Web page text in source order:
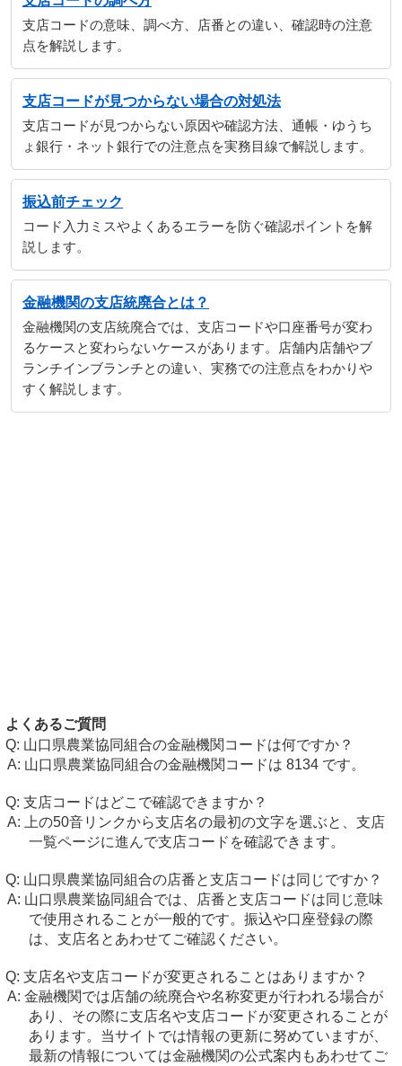
支店コードの意味、調べ方、店番との違い、確認時の注意
点を解説します。
支店コードが見つからない場合の対処法
支店コードが見つからない原因や確認方法、通帳・ゆうち
ょ銀行・ネット銀行での注意点を実務目線で解説します。
振込前チェック
コード入力ミスやよくあるエラーを防ぐ確認ポイントを解
説します。
金融機関の支店統廃合とは？
金融機関の支店統廃合では、支店コードや口座番号が変わ
るケースと変わらないケースがあります。店舗内店舗やブ
ランチインブランチとの違い、実務での注意点をわかりや
すく解説します。
よくあるご質問
山口県農業協同組合の金融機関コードは何ですか？
山口県農業協同組合の金融機関コードは 8134 です。
支店コードはどこで確認できますか？
上の50音リンクから支店名の最初の文字を選ぶと、支店
一覧ページに進んで支店コードを確認できます。
山口県農業協同組合の店番と支店コードは同じですか？
山口県農業協同組合では、店番と支店コードは同じ意味
で使用されることが一般的です。振込や口座登録の際
は、支店名とあわせてご確認ください。
支店名や支店コードが変更されることはありますか？
金融機関では店舗の統廃合や名称変更が行われる場合が
あり、その際に支店名や支店コードが変更されることが
あります。当サイトでは情報の更新に努めていますが、
最新の情報については金融機関の公式案内もあわせてご